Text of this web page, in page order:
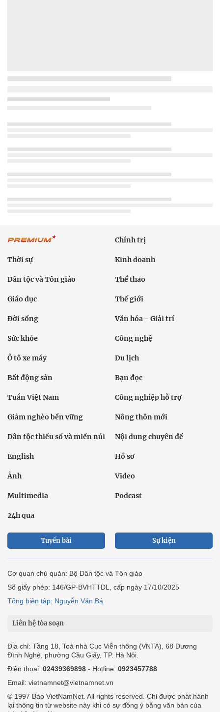
Chính trị
Thời sự Kinh doanh
Dân tộc và Tôn giáo Thể thao
Giáo dục Thế giới
Đời sống Văn hóa - Giải trí
Sức khỏe Công nghệ
Ô tô xe máy Du lịch
Bất động sản Bạn đọc
Tuần Việt Nam Công nghiệp hỗ trợ
Giảm nghèo bền vững Nông thôn mới
Dân tộc thiểu số và miền núi Nội dung chuyên đề
English Hồ sơ
Ảnh Video
Multimedia Podcast
24h qua
Tuyến bài Sự kiện
Cơ quan chủ quản: Bộ Dân tộc và Tôn giáo
Số giấy phép: 146/GP-BVHTTDL, cấp ngày 17/10/2025
Tổng biên tập: Nguyễn Văn Bá
Liên hệ tòa soạn
Địa chỉ: Tầng 18, Toà nhà Cục Viễn thông (VNTA), 68 Dương
Đình Nghệ, phường Cầu Giấy, TP. Hà Nội.
Điện thoại: 02439369898 - Hotline: 0923457788
Email: vietnamnet@vietnamnet.vn
© 1997 Báo VietNamNet. All rights reserved. Chỉ được phát hành
lại thông tin từ website này khi có sự đồng ý bằng văn bản của